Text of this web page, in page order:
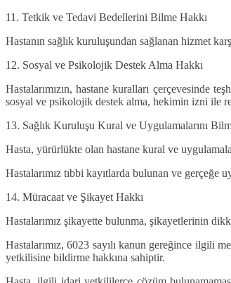
11. Tetkik ve Tedavi Bedellerini Bilme Hakkı
Hastanın sağlık kuruluşundan sağlanan hizmet
12. Sosyal ve Psikolojik Destek Alma Hakkı
Hastalarımızın, hastane kuralları çerçevesinde
sosyal ve psikolojik destek alma, hekimin izni ile
13. Sağlık Kuruluşu Kural ve Uygulamalarını
Hasta, yürürlükte olan hastane kural ve
Hastalarımız tıbbi kayıtlarda bulunan ve
14. Müracaat ve Şikayet Hakkı
Hastalarımız şikayette bulunma, şikayetlerinin
Hastalarımız, 6023 sayılı kanun gereğince ilgili
yetkilisine bildirme hakkına sahiptir.